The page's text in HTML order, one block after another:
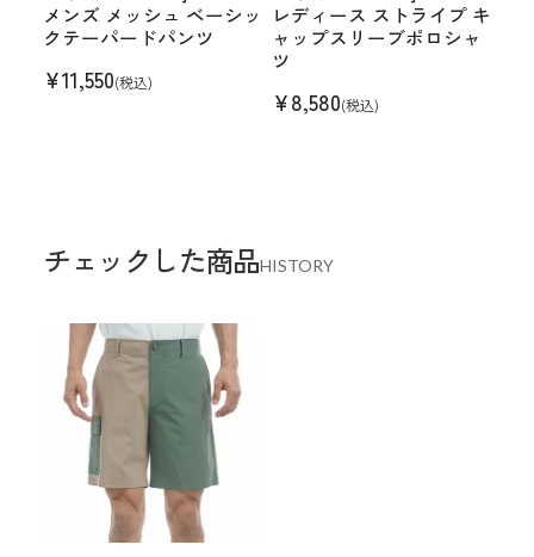
メンズ メッシュ ベーシッ
クテーパードパンツ
¥11,550(税込)
レディース ストライプ キ
ャップスリーブポロシャ
ツ
¥8,580(税込)
チェックした商品HISTORY